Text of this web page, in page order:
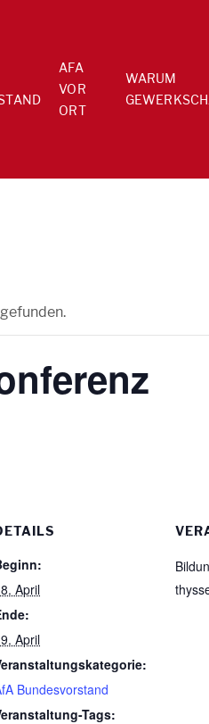
AFA
VOR
ORT
WARUM
April
April
Bundesvorstand
Tags: